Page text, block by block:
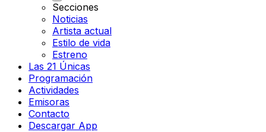
Secciones
Noticias
Artista actual
Estilo de vida
Estreno
Las 21 Únicas
Programación
Actividades
Emisoras
Contacto
Descargar App